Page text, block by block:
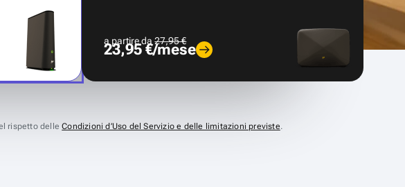
a partire da27,95 €
23,95 €/mese
rispetto delleCondizioni d’Uso del Servizio e delle limitazioni previste.